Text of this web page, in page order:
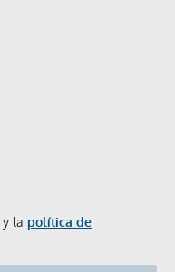
y la política de